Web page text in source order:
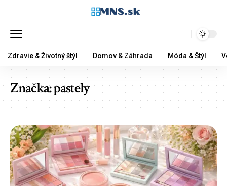
Zdravie & Životný štýl Domov & Záhrada Móda & Štýl
Značka:pastely